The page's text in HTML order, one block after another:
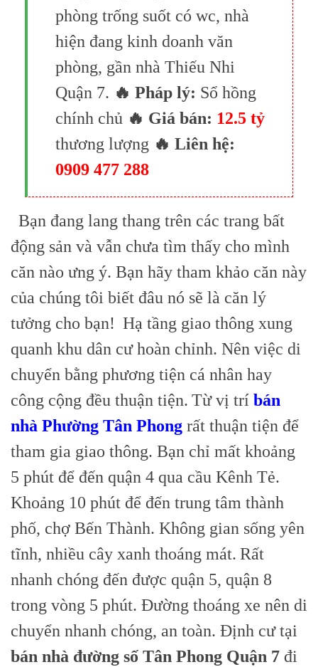
phòng trống suốt có wc, nhà
hiện đang kinh doanh văn
phòng, gần nhà Thiếu Nhi
Quận 7. 🔥 Pháp lý: Sổ hồng
chính chủ 🔥 Giá bán: 12.5 tỷ
thương lượng 🔥 Liên hệ:
0909 477 288
Bạn đang lang thang trên các trang bất
động sản và vẫn chưa tìm thấy cho mình
căn nào ưng ý. Bạn hãy tham khảo căn này
của chúng tôi biết đâu nó sẽ là căn lý
tưởng cho bạn! Hạ tầng giao thông xung
quanh khu dân cư hoàn chỉnh. Nên việc di
chuyển bằng phương tiện cá nhân hay
công cộng đều thuận tiện. Từ vị trí bán
nhà Phường Tân Phong rất thuận tiện để
tham gia giao thông. Bạn chỉ mất khoảng
5 phút để đến quận 4 qua cầu Kênh Tẻ.
Khoảng 10 phút để đến trung tâm thành
phố, chợ Bến Thành. Không gian sống yên
tĩnh, nhiều cây xanh thoáng mát. Rất
nhanh chóng đến được quận 5, quận 8
trong vòng 5 phút. Đường thoáng xe nên di
chuyển nhanh chóng, an toàn. Định cư tại
bán nhà đường số Tân Phong Quận 7 đi